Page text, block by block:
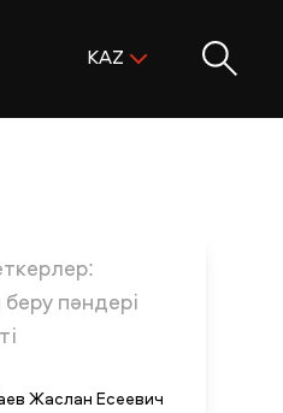
KAZ
пәндері
Жаслан Есеевич